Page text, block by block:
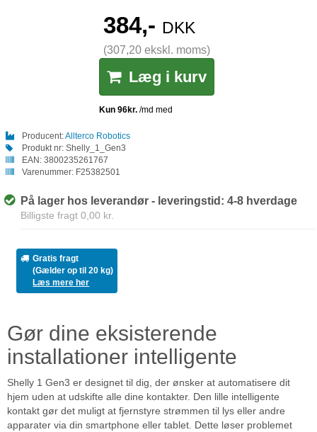
384,- DKK
(307,20 ekskl. moms)
Læg i kurv
Producent:Allterco Robotics
Produkt nr: Shelly_1_Gen3
EAN: 3800235261767
Varenummer: F25382501
På lager hos leverandør - leveringstid: 4-8 hverdage
Billigste fragt 0,00 kr.
Gratis fragt
(Gælder op til 20 kg)
Læs mere her
Gør dine eksisterende
installationer intelligente
Shelly 1 Gen3 er designet til dig, der ønsker at automatisere dit
hjem uden at udskifte alle dine kontakter. Den lille intelligente
kontakt gør det muligt at fjernstyre strømmen til lys eller andre
apparater via din smartphone eller tablet. Dette løser problemet